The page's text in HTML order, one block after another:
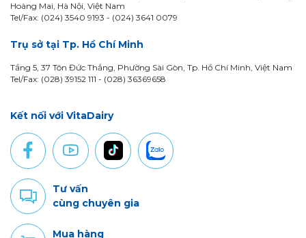
Hoàng Mai, Hà Nội, Việt Nam
Tel/Fax: (024) 3540 9193 - (024) 3641 0079
Trụ sở tại Tp. Hồ Chí Minh
Tầng 5, 37 Tôn Đức Thắng, Phường Sài Gòn, Tp. Hồ Chí Minh, Việt Nam
Tel/Fax: (028) 39152 111 - (028) 36369658
Kết nối với VitaDairy
Tư vấn
cùng chuyên gia
Mua hàng